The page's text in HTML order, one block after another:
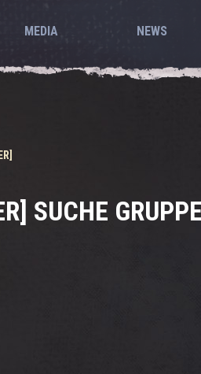
MEDIA NEWS
SUCHE